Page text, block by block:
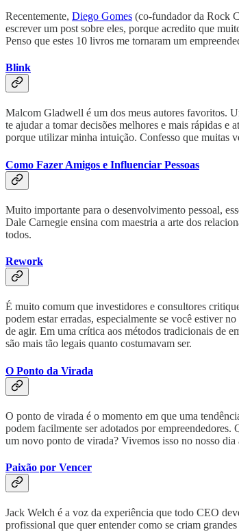
Recentemente, Diego Gomes (co-fundador da Rock
escrever um post sobre eles, porque acredito que
Penso que estes 10 livros me tornaram um
Blink
Malcom Gladwell é um dos meus autores favoritos.
te ajudar a tomar decisões melhores e mais rápidas e
porque utilizar minha intuição. Confesso que muitas
Como Fazer Amigos e Influenciar Pessoas
Muito importante para o desenvolvimento pessoal,
Dale Carnegie ensina com maestria a arte dos
todos.
Rework
É muito comum que investidores e consultores
podem estar erradas, especialmente se você estiver
de agir. Em uma crítica aos métodos tradicionais de
são mais tão legais quanto costumavam ser.
O Ponto da Virada
O ponto de virada é o momento em que uma
podem facilmente ser adotados por
um novo ponto de virada? Vivemos isso no nosso
Paixão por Vencer
Jack Welch é a voz da experiência que todo CEO
profissional que quer entender como se criam